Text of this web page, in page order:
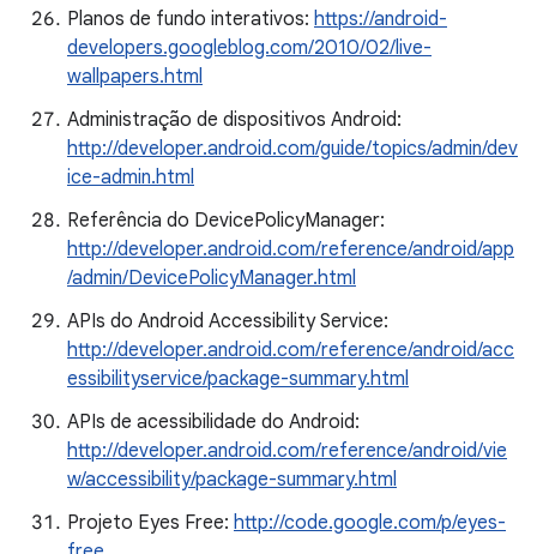
Planos de fundo interativos: https://android-
developers.googleblog.com/2010/02/live-
wallpapers.html
Administração de dispositivos Android:
http://developer.android.com/guide/topics/admin/dev
ice-admin.html
Referência do DevicePolicyManager:
http://developer.android.com/reference/android/app
/admin/DevicePolicyManager.html
APIs do Android Accessibility Service:
http://developer.android.com/reference/android/acc
essibilityservice/package-summary.html
APIs de acessibilidade do Android:
http://developer.android.com/reference/android/vie
w/accessibility/package-summary.html
Projeto Eyes Free: http://code.google.com/p/eyes-